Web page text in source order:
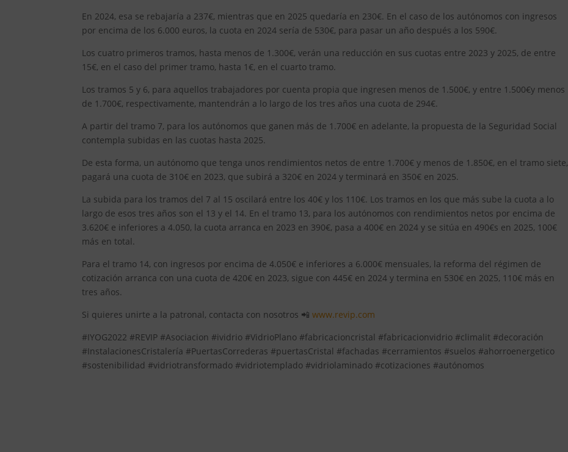
En 2024, esa se rebajaría a 237€, mientras que en 2025 quedaría en 230€. En el caso de los autónomos con ingresos
por encima de los 6.000 euros, la cuota en 2024 sería de 530€, para pasar un año después a los 590€.
Los cuatro primeros tramos, hasta menos de 1.300€, verán una reducción en sus cuotas entre 2023 y 2025, de entre
15€, en el caso del primer tramo, hasta 1€, en el cuarto tramo.
Los tramos 5 y 6, para aquellos trabajadores por cuenta propia que ingresen menos de 1.500€, y entre 1.500€y menos
de 1.700€, respectivamente, mantendrán a lo largo de los tres años una cuota de 294€.
A partir del tramo 7, para los autónomos que ganen más de 1.700€ en adelante, la propuesta de la Seguridad Social
contempla subidas en las cuotas hasta 2025.
De esta forma, un autónomo que tenga unos rendimientos netos de entre 1.700€ y menos de 1.850€, en el tramo siete,
pagará una cuota de 310€ en 2023, que subirá a 320€ en 2024 y terminará en 350€ en 2025.
La subida para los tramos del 7 al 15 oscilará entre los 40€ y los 110€. Los tramos en los que más sube la cuota a lo
largo de esos tres años son el 13 y el 14. En el tramo 13, para los autónomos con rendimientos netos por encima de
3.620€ e inferiores a 4.050, la cuota arranca en 2023 en 390€, pasa a 400€ en 2024 y se sitúa en 490€s en 2025, 100€
más en total.
Para el tramo 14, con ingresos por encima de 4.050€ e inferiores a 6.000€ mensuales, la reforma del régimen de
cotización arranca con una cuota de 420€ en 2023, sigue con 445€ en 2024 y termina en 530€ en 2025, 110€ más en
tres años.
Si quieres unirte a la patronal, contacta con nosotros 📲www.revip.com
#IYOG2022 #REVIP #Asociacion #ividrio #VidrioPlano #fabricacioncristal #fabricacionvidrio #climalit #decoración
#InstalacionesCristalería #PuertasCorrederas #puertasCristal #fachadas #cerramientos #suelos #ahorroenergetico
#sostenibilidad #vidriotransformado #vidriotemplado #vidriolaminado #cotizaciones #autónomos